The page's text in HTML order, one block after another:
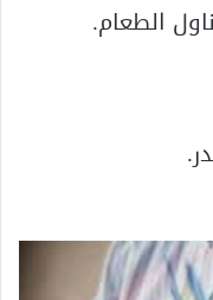
الطعام.